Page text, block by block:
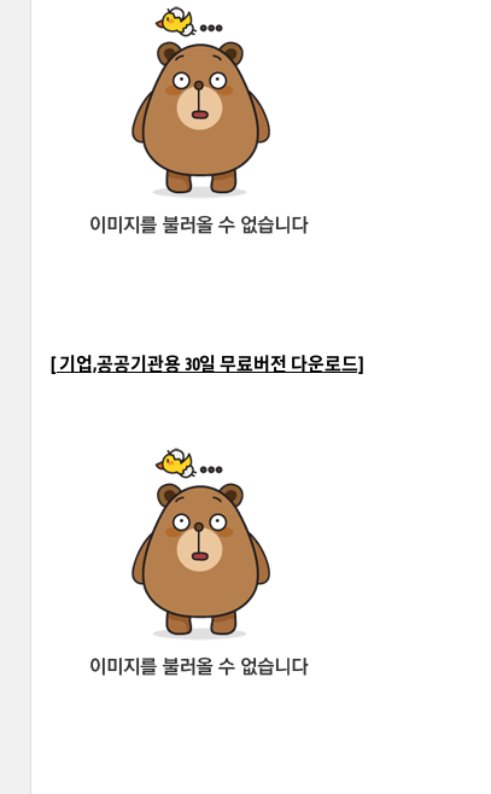
[ 기업,공공기관용 30일 무료버전 다운로드]